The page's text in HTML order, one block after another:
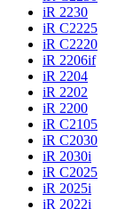
iR 2230
iR C2225
iR C2220
iR 2206if
iR 2204
iR 2202
iR 2200
iR C2105
iR C2030
iR 2030i
iR C2025
iR 2025i
iR 2022i